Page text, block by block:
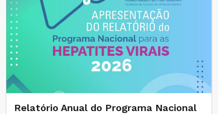
Relatório Anual do Programa Nacional